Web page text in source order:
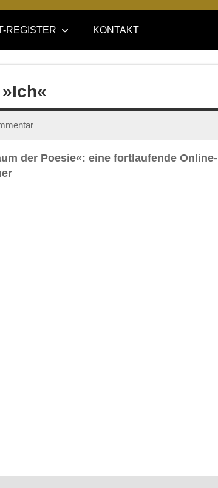
REGISTER KONTAKT
der Poesie«: eine fortlaufende Online-